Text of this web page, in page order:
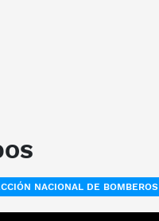
NACIONAL DE BOMBEROS